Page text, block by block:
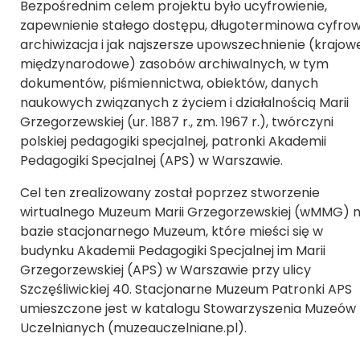
Bezpośrednim celem projektu było ucyfrowienie,
zapewnienie stałego dostępu, długoterminowa
archiwizacja i jak najszersze upowszechnienie
międzynarodowe) zasobów archiwalnych, w tym
dokumentów, piśmiennictwa, obiektów, danych
naukowych związanych z życiem i działalnością Marii
Grzegorzewskiej (ur. 1887 r., zm. 1967 r.), twórczyni
polskiej pedagogiki specjalnej, patronki Akademii
Pedagogiki Specjalnej (APS) w Warszawie.
Cel ten zrealizowany został poprzez stworzenie
wirtualnego Muzeum Marii Grzegorzewskiej (wMMG)
bazie stacjonarnego Muzeum, które mieści się w
budynku Akademii Pedagogiki Specjalnej im Marii
Grzegorzewskiej (APS) w Warszawie przy ulicy
Szczęśliwickiej 40. Stacjonarne Muzeum Patronki APS
umieszczone jest w katalogu Stowarzyszenia Muzeów
Uczelnianych (muzeauczelniane.pl).